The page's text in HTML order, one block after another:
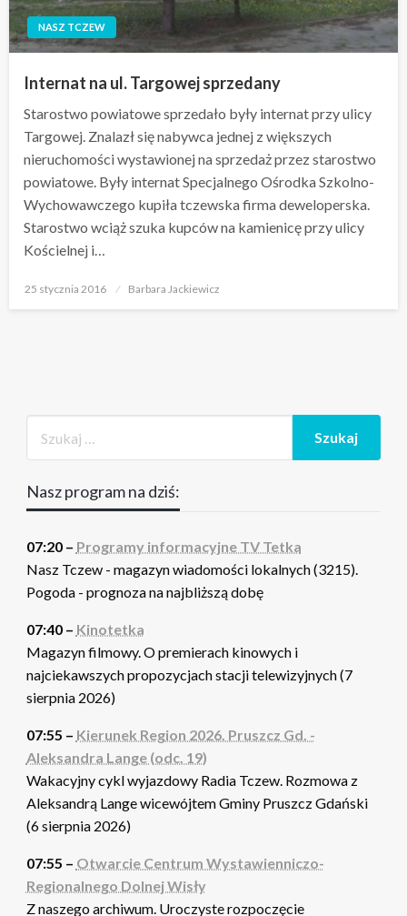
NASZ TCZEW
Internat na ul. Targowej sprzedany
Starostwo powiatowe sprzedało były internat przy ulicy
Targowej. Znalazł się nabywca jednej z większych
nieruchomości wystawionej na sprzedaż przez starostwo
powiatowe. Były internat Specjalnego Ośrodka Szkolno-
Wychowawczego kupiła tczewska firma deweloperska.
Starostwo wciąż szuka kupców na kamienicę przy ulicy
Kościelnej i…
Opublikowane
25 stycznia 2016 Barbara Jackiewicz
Nasz program na dziś:
07:20 – Programy informacyjne TV Tetka
Nasz Tczew - magazyn wiadomości lokalnych (3215).
Pogoda - prognoza na najbliższą dobę
07:40 – Kinotetka
Magazyn filmowy. O premierach kinowych i
najciekawszych propozycjach stacji telewizyjnych (7
sierpnia 2026)
07:55 – Kierunek Region 2026. Pruszcz Gd. -
Aleksandra Lange (odc. 19)
Wakacyjny cykl wyjazdowy Radia Tczew. Rozmowa z
Aleksandrą Lange wicewójtem Gminy Pruszcz Gdański
(6 sierpnia 2026)
07:55 – Otwarcie Centrum Wystawienniczo-
Regionalnego Dolnej Wisły
Z naszego archiwum. Uroczyste rozpoczęcie